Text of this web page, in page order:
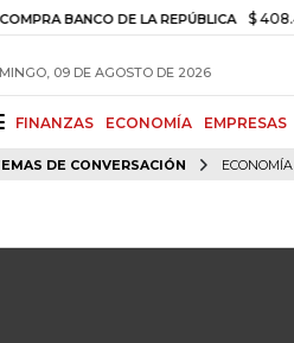
DE LA REPÚBLICA $ 408.498,97
09 DE AGOSTO DE 2026
FINANZAS ECONOMÍA EMPRESAS
DE CONVERSACIÓN ECONOMÍA